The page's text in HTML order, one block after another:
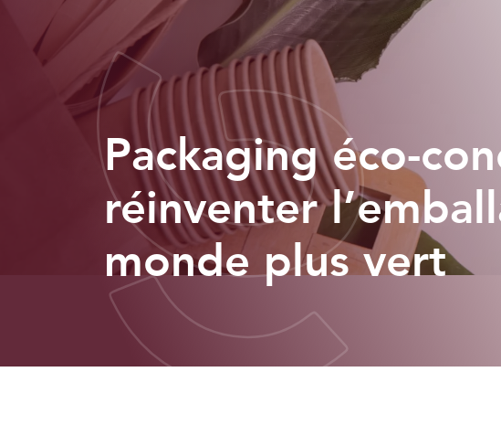
Packaging éco-
réinventer
monde plus vert